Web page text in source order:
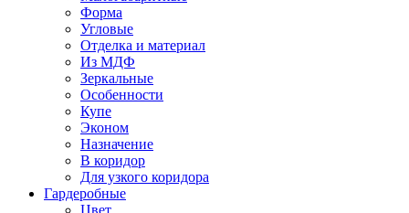
Форма
Угловые
Отделка и материал
Из МДФ
Зеркальные
Особенности
Купе
Эконом
Назначение
В коридор
Для узкого коридора
Гардеробные
Цвет